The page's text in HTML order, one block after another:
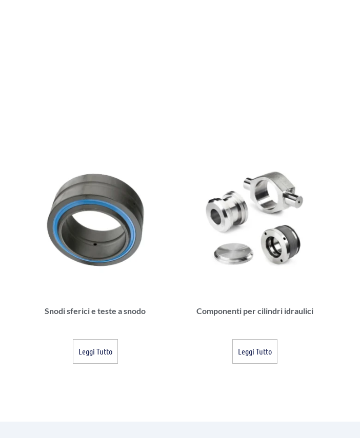
Snodi sferici e teste a snodo
Leggi Tutto
Componenti per cilindri idraulici
Leggi Tutto